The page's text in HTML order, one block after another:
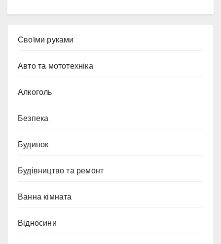
Cвоїми руками
Авто та мототехніка
Алкоголь
Безпека
Будинок
Будівництво та ремонт
Ванна кімната
Відносини